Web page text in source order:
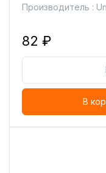
Производитель :
82 ₽
В